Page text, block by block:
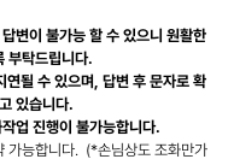
변이 불가능 할 수 있으니 원활한
부탁드립니다.
될 수 있으며, 답변 후 문자로 확
있습니다.
업 진행이 불가능합니다.
가능합니다. (*손님상도 조화만가